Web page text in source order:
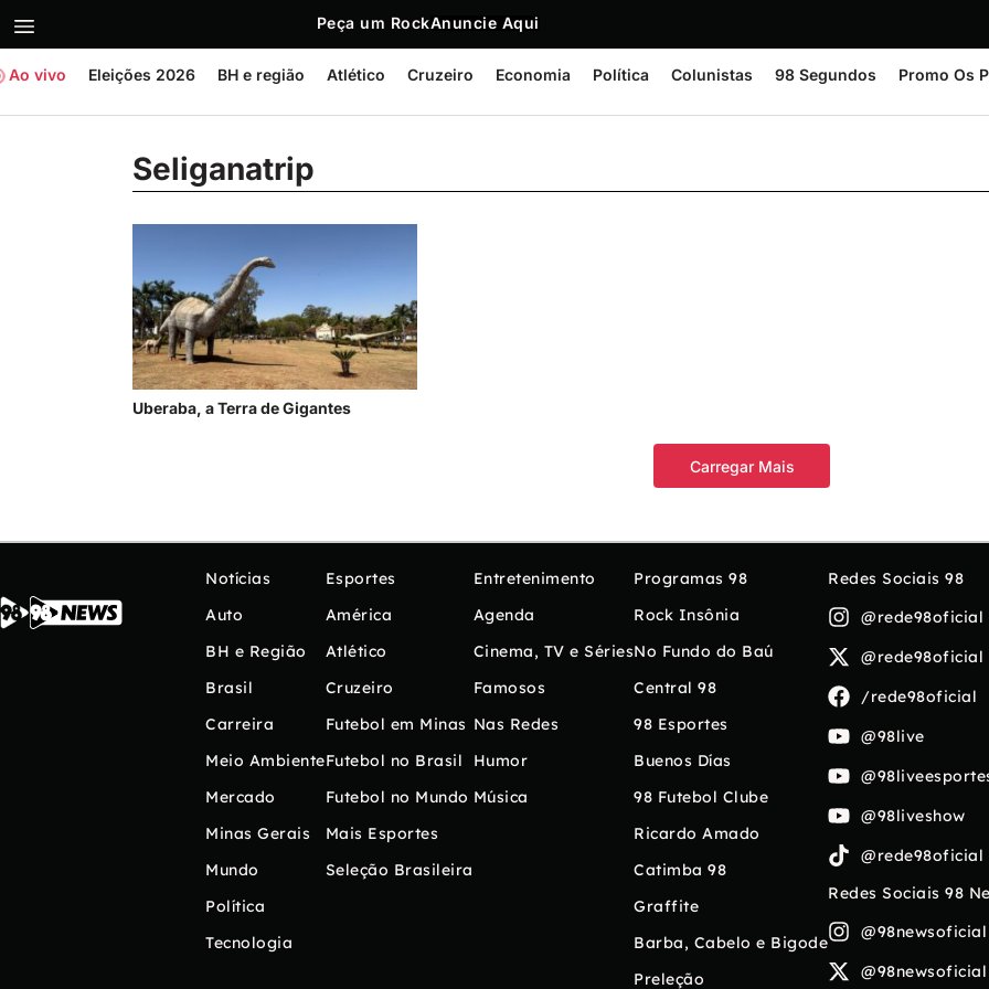
Peça um RockAnuncie Aqui
Ao vivo Eleições 2026 BH e região Atlético Cruzeiro Economia Política Colunistas 98 Segundos Promo Os
Seliganatrip
Uberaba, a Terra de Gigantes
Carregar Mais
Notícias
Auto
BH e Região
Brasil
Carreira
Meio Ambiente
Mercado
Minas Gerais
Mundo
Política
Tecnologia
Esportes
América
Atlético
Cruzeiro
Futebol em Minas
Futebol no Brasil
Futebol no Mundo
Mais Esportes
Seleção Brasileira
Entretenimento
Agenda
Cinema, TV e Séries
Famosos
Nas Redes
Humor
Música
Programas 98
Rock Insônia
No Fundo do Baú
Central 98
98 Esportes
Buenos Días
98 Futebol Clube
Ricardo Amado
Catimba 98
Graffite
Barba, Cabelo e Bigode
Preleção
Redes Sociais 98
@rede98oficial
@rede98oficial
/rede98oficial
@98live
@98liveshow
@rede98oficial
Redes Sociais 98
@98newsoficial
@98newsoficial